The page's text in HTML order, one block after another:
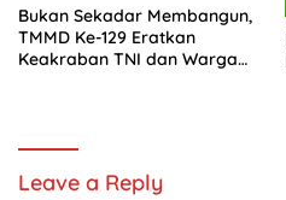
Bukan Sekadar Membangun,
TMMD Ke-129 Eratkan
Keakraban TNI dan Warga
Leave a Reply